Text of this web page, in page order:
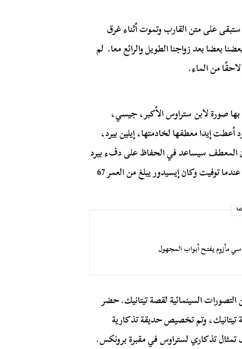
على متن القارب وتموت أثناء غرق
بعضا بعد زواجنا الطويل والرائع معا. لم
من الماء.
صورة لابن ستراوس الأكبر، جيسي،
إيدا معطفها لخادمتها، إيلين بيرد،
المعطف سيساعد في الحفاظ على دفء بيرد
حتى يتم إنقاذها. كانت إيدا تبلغ من العمر 63 عامًا عندما توفيت وكان إيسيدور يبلغ من العمر 67
مأزوم يفتح أبواب المجهول
السينمائية لقصة تيتانيك. حضر
تيتانيك، وتم تخصيص حديقة تذكارية
تمثال تذكاري لستراوس في مقبرة برونكس.